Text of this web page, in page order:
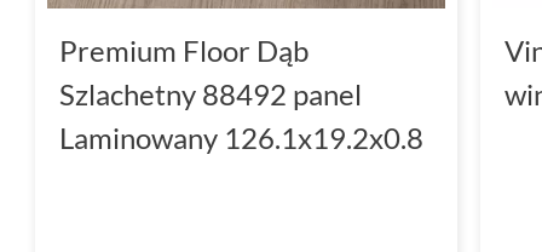
Premium Floor Dąb
Szlachetny 88492 panel
Laminowany 126.1x19.2x0.8